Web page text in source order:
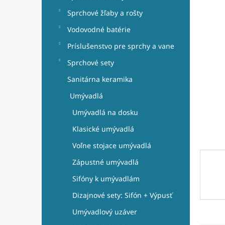
Sprchové žľaby a rošty
Vodovodné batérie
Príslušenstvo pre sprchy a vane
Sprchové sety
Sanitárna keramika
Umývadlá
Umývadlá na dosku
Klasické umývadlá
Voľne stojace umývadlá
Zápustné umývadlá
Sifóny k umývadlám
Dizajnové sety: Sifón + Výpusť
Umývadlový uzáver